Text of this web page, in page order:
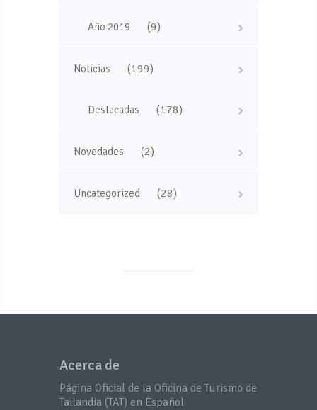
Año 2019 (9)
Noticias (199)
Destacadas (178)
Novedades (2)
Uncategorized (28)
Acerca de
Página Oficial de la Oficina de Turismo de
Tailandia (TAT) en Español